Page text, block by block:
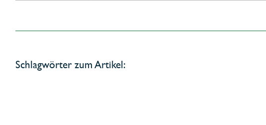
Schlagwörter zum Artikel: